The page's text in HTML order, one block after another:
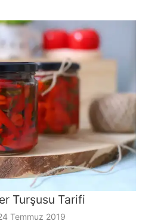
Turşusu Tarifi
Temmuz 2019